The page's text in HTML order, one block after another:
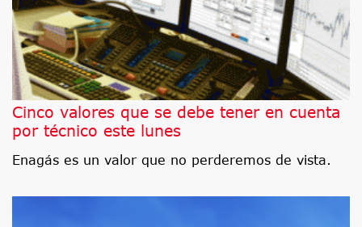
Cinco valores que se debe tener en cuenta
por técnico este lunes
Enagás es un valor que no perderemos de vista.